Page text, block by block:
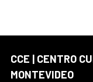
CCE | CENTRO
MONTEVIDEO